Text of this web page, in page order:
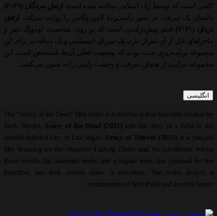
اکشن است که توسط زک اسنایدر ساخته شده است.
ارتش مردگان (۲۰۲۱)
داستان یک سرقت در شهر زامبی‌زدهٔ لاس وگاس را روایت می‌کند.
ارتش
دزدان (۲۰۲۱)
فیلم پیش‌درآمدی است که بر روی شخصیت لودویگ دیتر و
ماجراهای قبل از آن تمرکز دارد. یک سریال انیمیشنی و یک دنباله نیز برای این
مجموعه برنامه‌ریزی شده بودند که وضعیت فعلی آن‌ها نامشخص است. این
مجموعه، ترکیبی از هیجان سرقت و وحشت زامبی را به تصویر می‌کشد.
انگلیسی
The “Army of the Dead” film series is a zombie-action franchise created by
Zack Snyder. Army of the Dead (2021) tells the story of a heist in the
zombie-infested city of Las Vegas. Army of Thieves (2021) is a prequel
film focusing on the character Ludwig Dieter and his adventures before
those events. An animated series and a sequel were also planned for the
franchise, but their current status is uncertain. The series depicts a
combination of heist thrills and zombie horror.